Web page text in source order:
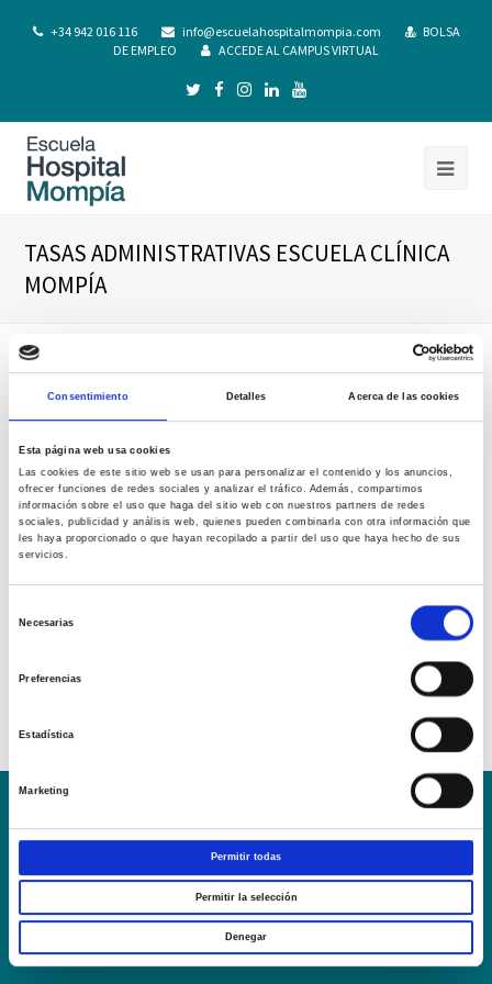
Consentimiento Detalles Acerca de las cookies
Esta página web usa cookies
Las cookies de este sitio web se usan para personalizar el contenido y los anuncios,
ofrecer funciones de redes sociales y analizar el tráfico. Además, compartimos
información sobre el uso que haga del sitio web con nuestros partners de redes
sociales, publicidad y análisis web, quienes pueden combinarla con otra información que
les haya proporcionado o que hayan recopilado a partir del uso que haya hecho de sus
servicios.
Necesarias
Preferencias
Estadística
Marketing
Permitir todas
Permitir la selección
Denegar
+34 942 016 116 info@escuelahospitalmompia.com
BOLSA
DE EMPLEO
ACCEDE AL CAMPUS VIRTUAL
TASAS ADMINISTRATIVAS ESCUELA CLÍNICA
MOMPÍA
Conoce la Escuela
Hospital Mompía
AVISO LEGAL – TÉRMINOS Y CONDICIONES DE SERVICIOS
ONLINE
Política de Privacidad
Política de cookies
Campus Virtual
Webmail